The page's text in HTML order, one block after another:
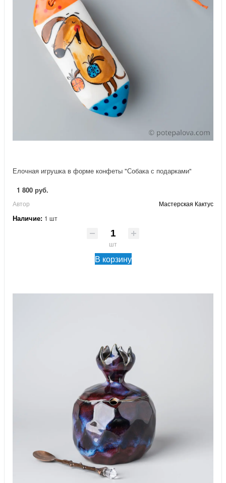
Елочная игрушка в форме конфеты "Собака с подарками"
1 800 руб.
Автор Мастерская Кактус
Наличие: 1 шт
шт
В корзину